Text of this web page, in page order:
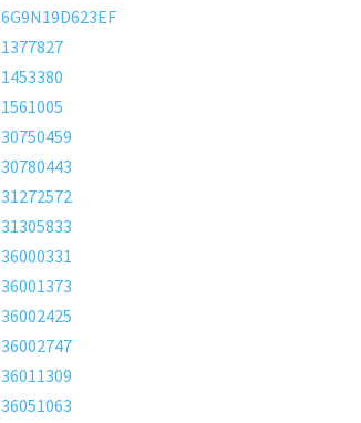
6G9N19D623EF
1377827
1453380
1561005
30750459
30780443
31272572
31305833
36000331
36001373
36002425
36002747
36011309
36051063